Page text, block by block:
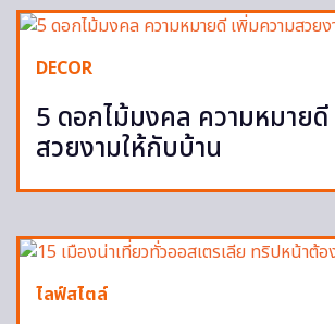
DECOR
5 ดอกไม้มงคล ความหมายดี
สวยงามให้กับบ้าน
ไลฟ์สไตล์